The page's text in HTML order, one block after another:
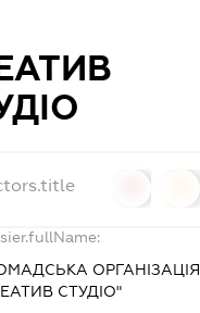
ОРГАНІЗАЦІЯ
СТУДІО"